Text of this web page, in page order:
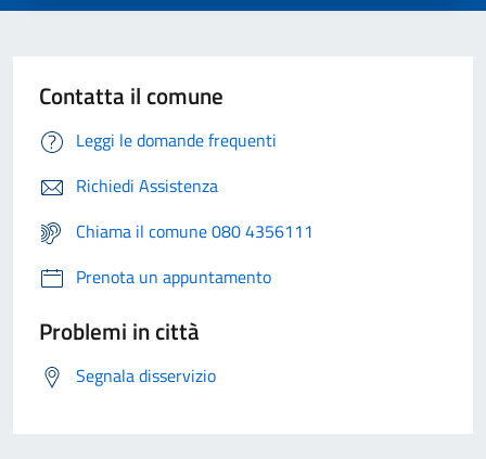
Contatta il comune
Leggi le domande frequenti
Richiedi Assistenza
Chiama il comune 080 4356111
Prenota un appuntamento
Problemi in città
Segnala disservizio